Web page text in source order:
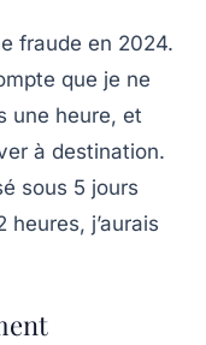
fraude en 2024.
que je ne
une heure, et
à destination.
sous 5 jours
heures, j’aurais